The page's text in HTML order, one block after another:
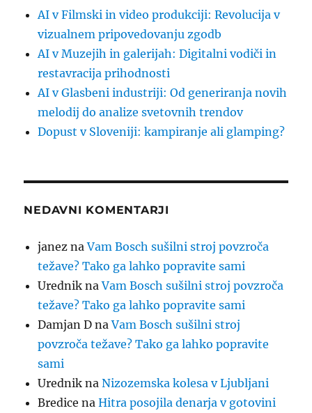
AI v Filmski in video produkciji: Revolucija v
vizualnem pripovedovanju zgodb
AI v Muzejih in galerijah: Digitalni vodiči in
restavracija prihodnosti
AI v Glasbeni industriji: Od generiranja novih
melodij do analize svetovnih trendov
Dopust v Sloveniji: kampiranje ali glamping?
NEDAVNI KOMENTARJI
janez naVam Bosch sušilni stroj povzroča
težave? Tako ga lahko popravite sami
Urednik naVam Bosch sušilni stroj povzroča
težave? Tako ga lahko popravite sami
Damjan D naVam Bosch sušilni stroj
povzroča težave? Tako ga lahko popravite
sami
Urednik naNizozemska kolesa v Ljubljani
Bredice naHitra posojila denarja v gotovini